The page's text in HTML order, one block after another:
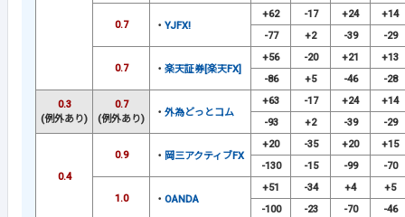
0.7 ・ YJFX!
+62 -17 +24
+14
-77
+2 -39 -29
0.7 ・ 楽天証券[楽天FX]
+56 -20 +21
+13
-86
+5 -46 -28
0.3
(例外あり)
0.7
(例外あり)
・ 外為どっとコム
+63 -17 +24
+14
-93
+2 -39 -29
0.4
0.9 ・ 岡三アクティブFX
+20 -35 +20
+15
-130
-15 -99 -70
1.0 ・ OANDA
+51 -34 +4
+5
-100
-23 -70 -46